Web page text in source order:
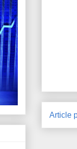
Article